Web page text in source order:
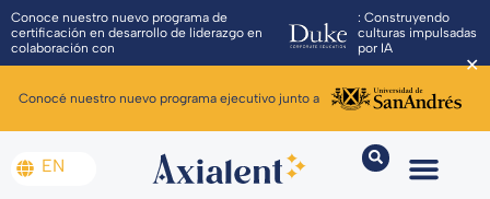
Conoce nuestro nuevo programa de
certificación en desarrollo de liderazgo en
colaboración con
: Construyendo
culturas impulsadas
por IA
Conocé nuestro nuevo programa ejecutivo junto a
✕
EN